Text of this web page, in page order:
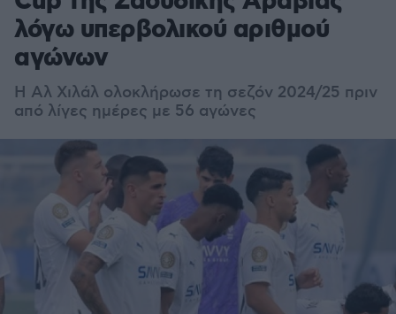
λόγω υπερβολικού αριθμού
αγώνων
Η Αλ Χιλάλ ολοκλήρωσε τη σεζόν 2024/25 πριν
από λίγες ημέρες με 56 αγώνες